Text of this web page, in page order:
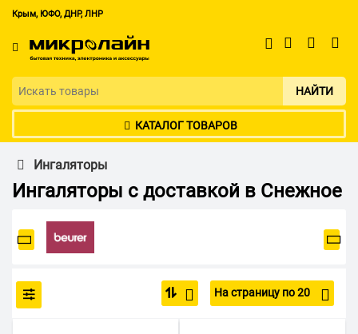
Крым, ЮФО, ДНР, ЛНР
НАЙТИ
КАТАЛОГ ТОВАРОВ
Ингаляторы
Ингаляторы с доставкой в Снежное
На страницу по 20